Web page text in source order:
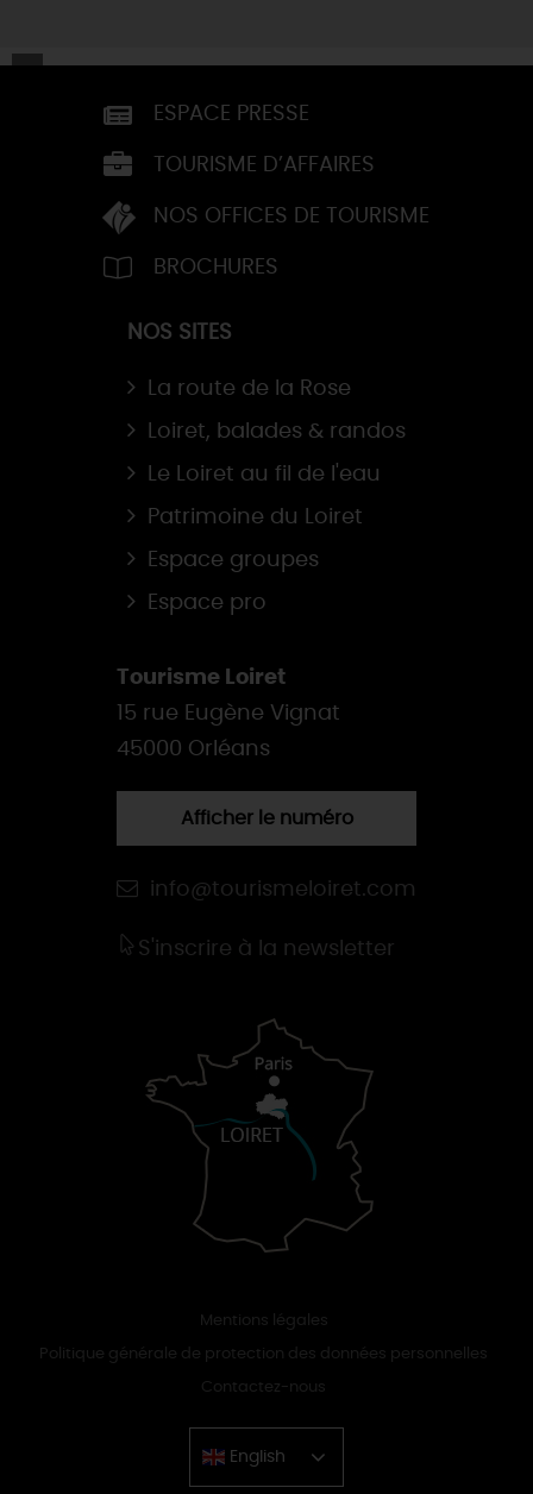
ESPACE PRESSE
TOURISME D’AFFAIRES
NOS OFFICES DE TOURISME
BROCHURES
NOS SITES
La route de la Rose
Loiret, balades & randos
Le Loiret au fil de l'eau
Patrimoine du Loiret
Espace groupes
Espace pro
Tourisme Loiret
15 rue Eugène Vignat
45000 Orléans
Afficher le numéro
info@tourismeloiret.com
S'inscrire à la newsletter
Mentions légales
Politique générale de protection des données personnelles
Contactez-nous
English
Chinese